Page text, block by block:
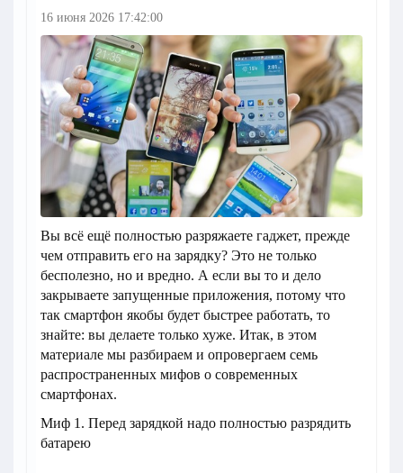
16 июня 2026 17:42:00
Вы всё ещё полностью разряжаете гаджет, прежде
чем отправить его на зарядку? Это не только
бесполезно, но и вредно. А если вы то и дело
закрываете запущенные приложения, потому что
так смартфон якобы будет быстрее работать, то
знайте: вы делаете только хуже. Итак, в этом
материале мы разбираем и опровергаем семь
распространенных мифов о современных
смартфонах.
Миф 1. Перед зарядкой надо полностью разрядить
батарею